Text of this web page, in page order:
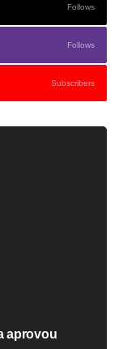
Follows
Follows
Subscribers
aprovou